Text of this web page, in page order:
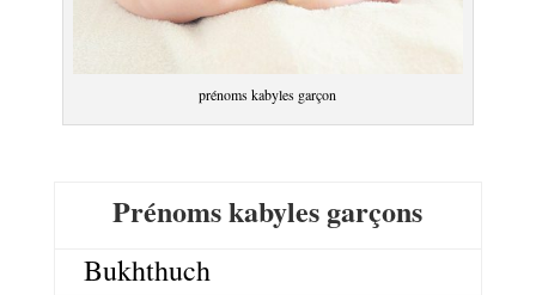
prénoms kabyles garçon
Prénoms kabyles garçons
Bukhthuch